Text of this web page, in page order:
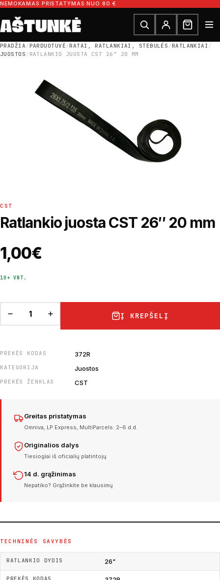
Pereiti prie turinio
NEMOKAMAS PRISTATYMAS NUO 80 €
Ieškoti dalių
Ieškoti
PRADŽIA/PARDUOTUVĖ/RATAI, RATLANKIAI, STEBULĖS/RATLANKIAI /
JUOSTOS/ RATLANKIO JUOSTA CST 26″ 20 MM
CST
Ratlankio juosta CST 26″ 20 mm
1,00€
10+ VNT.
Į KREPŠELĮ
PREKĖS KODAS 372R
KATEGORIJA Juostos
PREKĖS ŽENKLAS CST
Greitas pristatymas
Omniva, LP Express, MultiParcels. 2–6 d.d.
Originalios dalys
Tiesiogiai iš oficialių platintojų
14 d. grąžinimas
Nepatiko? Grąžinkite be klausimų
TECHNINĖS SAVYBĖS
RATLANKIO DYDIS 26"
PREKĖS KODAS